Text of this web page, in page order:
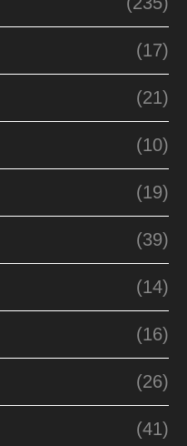
(17)
(21)
(10)
(19)
(39)
(14)
(16)
(26)
(41)